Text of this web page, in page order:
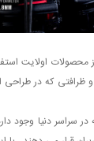
اولایت
که در طراحی
در سراسر دنیا وجود